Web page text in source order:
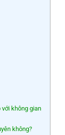
với không gian
không?